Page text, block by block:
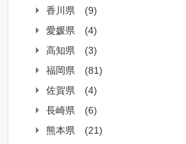
香川県
(9)
愛媛県
(4)
高知県
(3)
福岡県
(81)
佐賀県
(4)
長崎県
(6)
熊本県
(21)